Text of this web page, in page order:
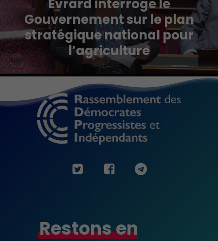
Evrard interroge le
Gouvernement sur le plan
stratégique national pour
l’agriculture
Restons ensont pas
facultatifs. Ils